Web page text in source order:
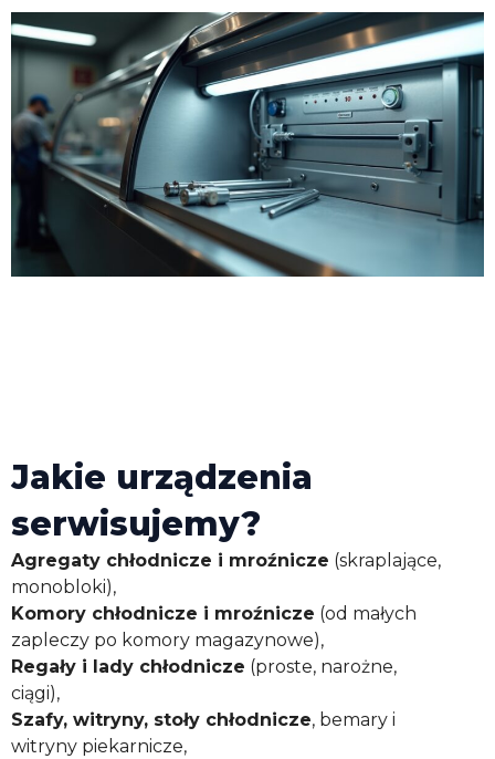
Jakie urządzenia
serwisujemy?
Agregaty chłodnicze i mroźnicze (skraplające,
monobloki),
Komory chłodnicze i mroźnicze (od małych
zapleczy po komory magazynowe),
Regały i lady chłodnicze (proste, narożne,
ciągi),
Szafy, witryny, stoły chłodnicze, bemary i
witryny piekarnicze,